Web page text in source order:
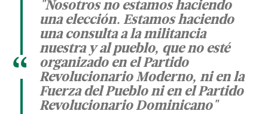
"Nosotros no estamos haciendo
una elección. Estamos haciendo
una consulta a la militancia
nuestra y al pueblo, que no esté
organizado en el Partido
Revolucionario Moderno, ni en la
Fuerza del Pueblo ni en el Partido
Revolucionario Dominicano"
“